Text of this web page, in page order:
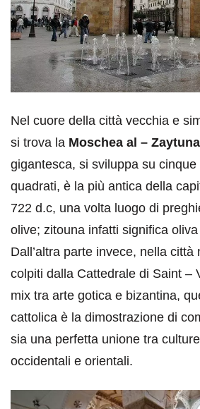
Nel cuore della città vecchia e
si trova la Moschea al – Zaytuna
gigantesca, si sviluppa su cinque
quadrati, è la più antica della
722 d.c, una volta luogo di
olive; zitouna infatti significa
Dall’altra parte invece, nella città
colpiti dalla Cattedrale di Saint –
mix tra arte gotica e bizantina,
cattolica è la dimostrazione di
sia una perfetta unione tra
occidentali e orientali.